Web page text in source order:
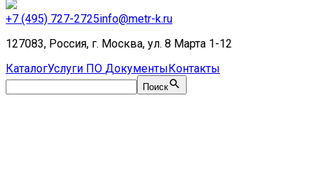
+7 (495) 727-2725info@metr-k.ru
127083, Россия, г. Москва, ул. 8 Марта 1-12
КаталогУслуги ПО Документы Контакты
Поиск